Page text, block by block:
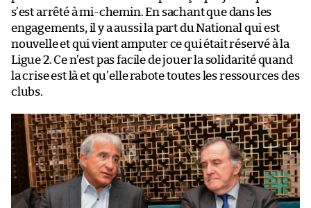
s’est arrêté à mi-chemin. En sachant que dans les
engagements, il y a aussi la part du National qui est
nouvelle et qui vient amputer ce qui était réservé à la
Ligue 2. Ce n’est pas facile de jouer la solidarité quand
la crise est là et qu’elle rabote toutes les ressources des
clubs.